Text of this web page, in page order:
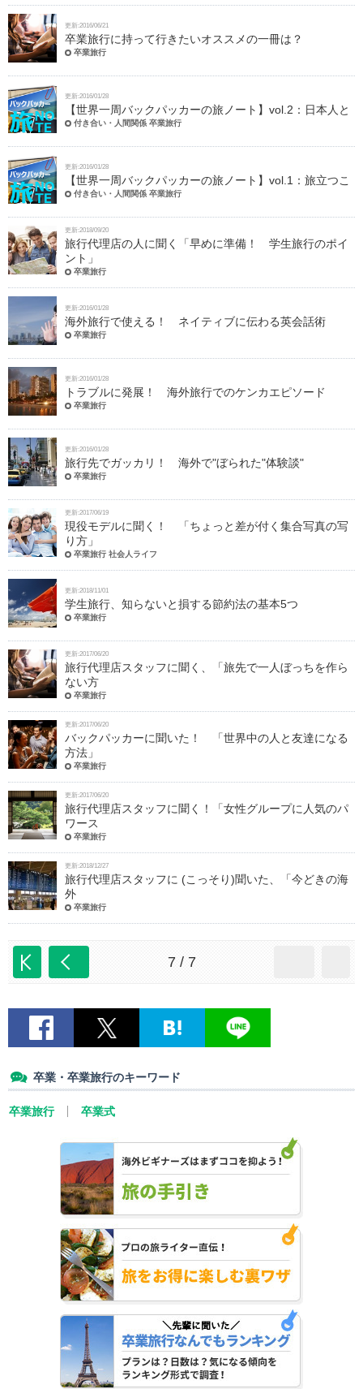
更新:2016/06/21
卒業旅行に持って行きたいオススメの一冊は？
卒業旅行
更新:2016/01/28
【世界一周バックパッカーの旅ノート】vol.2：日本人と
付き合い・人間関係 卒業旅行
更新:2016/01/28
【世界一周バックパッカーの旅ノート】vol.1：旅立つこ
付き合い・人間関係 卒業旅行
更新:2018/09/20
旅行代理店の人に聞く「早めに準備！ 学生旅行のポイ
ント」
卒業旅行
更新:2016/01/28
海外旅行で使える！ ネイティブに伝わる英会話術
卒業旅行
更新:2016/01/28
トラブルに発展！ 海外旅行でのケンカエピソード
卒業旅行
更新:2016/01/28
旅行先でガッカリ！ 海外で"ぼられた"体験談"
卒業旅行
更新:2017/06/19
現役モデルに聞く！ 「ちょっと差が付く集合写真の写
り方」
卒業旅行 社会人ライフ
更新:2018/11/01
学生旅行、知らないと損する節約法の基本5つ
卒業旅行
更新:2017/06/20
旅行代理店スタッフに聞く、「旅先で一人ぼっちを作ら
ない方
卒業旅行
更新:2017/06/20
バックパッカーに聞いた！ 「世界中の人と友達になる
方法」
卒業旅行
更新:2017/06/20
旅行代理店スタッフに聞く！「女性グループに人気のパ
ワース
卒業旅行
更新:2018/12/27
旅行代理店スタッフに (こっそり)聞いた、「今どきの海
外
卒業旅行
7 / 7
卒業・卒業旅行のキーワード
卒業旅行 卒業式